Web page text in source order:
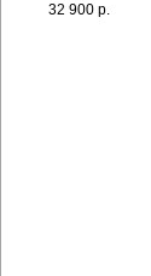
32 900 р.